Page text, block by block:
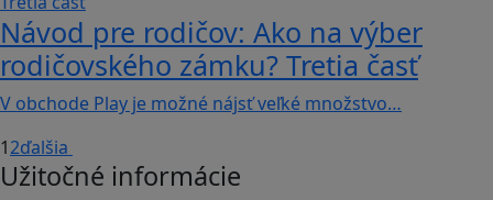
Návod pre rodičov: Ako na výber
rodičovského zámku? Tretia časť
V obchode Play je možné nájsť veľké množstvo…
12ďalšia
Užitočné informácie